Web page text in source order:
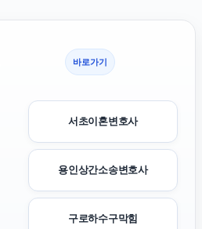
바로가기
서초이혼변호사
용인상간소송변호사
구로하수구막힘